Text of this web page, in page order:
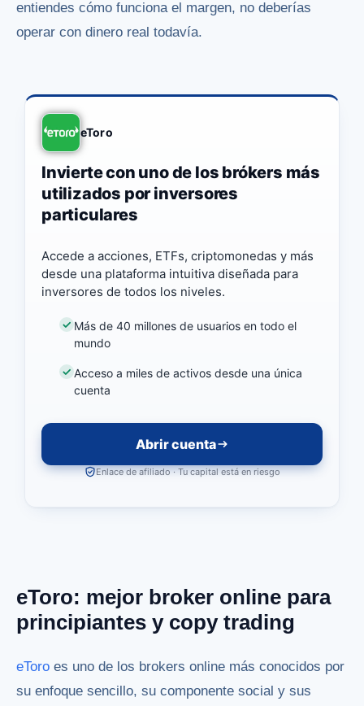
entiendes cómo funciona el margen, no deberías
operar con dinero real todavía.
eToro
Invierte con uno de los brókers más
utilizados por inversores
particulares
Accede a acciones, ETFs, criptomonedas y más
desde una plataforma intuitiva diseñada para
inversores de todos los niveles.
Más de 40 millones de usuarios en todo el
mundo
Acceso a miles de activos desde una única
cuenta
Abrir cuenta
Enlace de afiliado · Tu capital está en riesgo
eToro: mejor broker online para
principiantes y copy trading
eToro es uno de los brokers online más conocidos por
su enfoque sencillo, su componente social y sus